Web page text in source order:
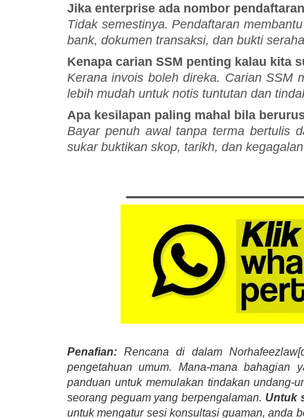
Jika enterprise ada nombor
Tidak semestinya. Pendaftaran
bank, dokumen transaksi, dan bukti
Kenapa carian SSM penting kalau kita
Kerana invois boleh direka. Carian SSM
lebih mudah untuk notis tuntutan dan
Apa kesilapan paling mahal bila
Bayar penuh awal tanpa terma bertulis
sukar buktikan skop, tarikh, dan
Penafian: Rencana di dalam
pengetahuan umum. Mana-mana
panduan untuk memulakan tindakan undang-
seorang peguam yang berpengalaman. Untuk
untuk mengatur sesi konsultasi guaman, anda